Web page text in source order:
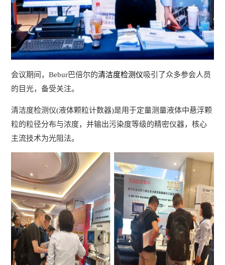
会议期间，Bebur巴倍尔的清洁度检测仪吸引了众多参会人员
的目光，备受关注。
清洁度检测仪(液体颗粒计数器)是用于定量测量液体中悬浮颗
粒的粒径分布与浓度，并输出污染度等级的精密仪器，核心
主流技术为光阻法。